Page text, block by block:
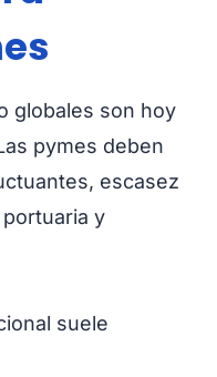
globales son hoy
pymes deben
escasez
y
suele